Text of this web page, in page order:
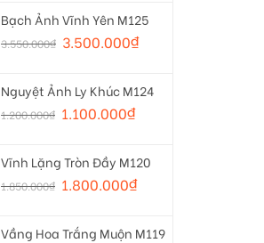
Bạch Ảnh Vĩnh Yên M125
3.550.000₫ 3.500.000₫
Nguyệt Ảnh Ly Khúc M124
1.200.000₫ 1.100.000₫
Vĩnh Lặng Tròn Đầy M120
1.850.000₫ 1.800.000₫
Vầng Hoa Trắng Muộn M119